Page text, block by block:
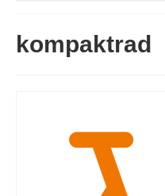
marken
kompaktrad